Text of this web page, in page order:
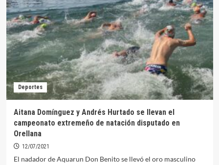
FILARE
en
Orellana
se
presentará
el
30
de
noviembre
en
el
de
Alvear
de
Cáceres
Deportes
Aitana Domínguez y Andrés Hurtado se llevan el
campeonato extremeño de natación disputado en
Orellana
12/07/2021
El nadador de Aquarun Don Benito se llevó el oro masculino